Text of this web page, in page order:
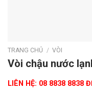
TRANG CHỦ / VÒI
Vòi chậu nước
LIÊN HỆ: 08 8838 8838